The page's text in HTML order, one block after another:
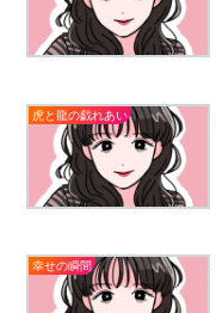
虎と龍の戯れあい
幸せの瞬間